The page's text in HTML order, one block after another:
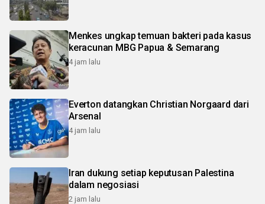
Menkes ungkap temuan bakteri pada kasus
keracunan MBG Papua & Semarang
4 jam lalu
Everton datangkan Christian Norgaard dari
Arsenal
4 jam lalu
Iran dukung setiap keputusan Palestina
dalam negosiasi
2 jam lalu